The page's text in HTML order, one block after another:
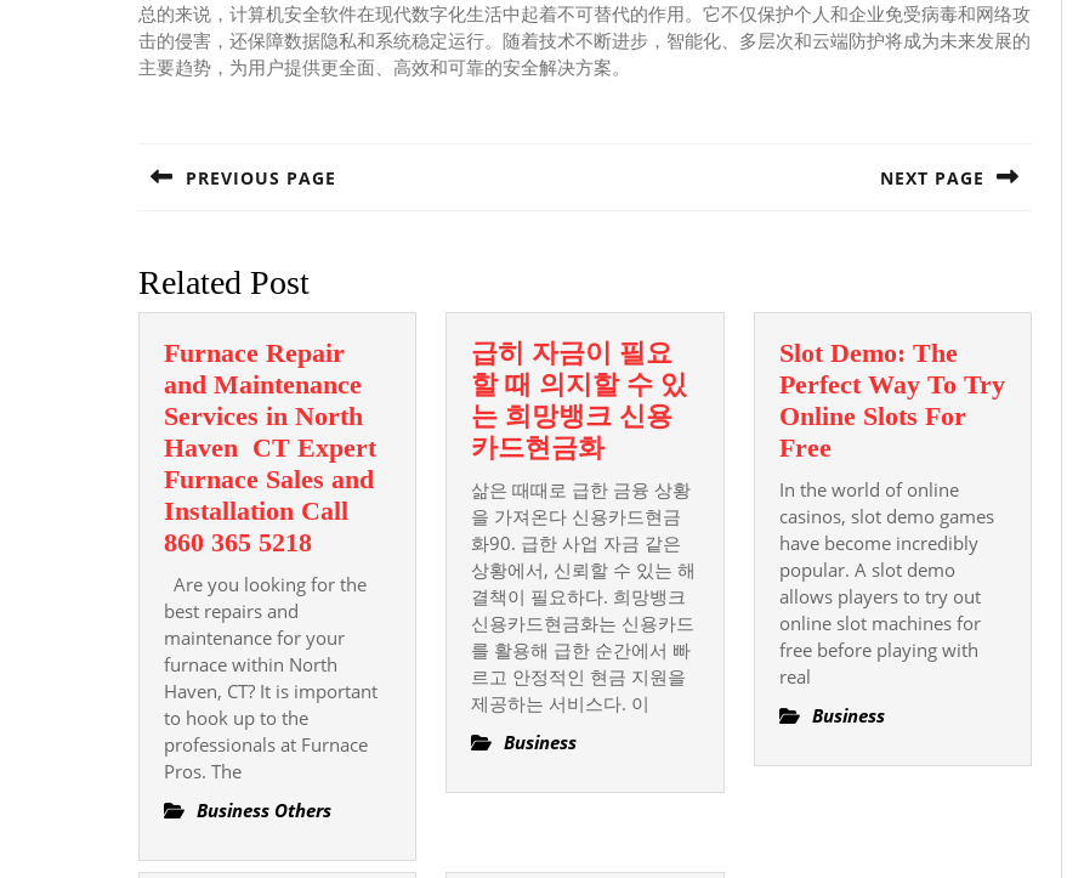
总的来说，计算机安全软件在现代数字化生活中起着不可替代的作用。它不仅保护个人和企业免受病毒和网络攻
击的侵害，还保障数据隐私和系统稳定运行。随着技术不断进步，智能化、多层次和云端防护将成为未来发展的
主要趋势，为用户提供更全面、高效和可靠的安全解决方案。
navigation
PREVIOUS PAGE NEXT PAGE
Related Post
Furnace Repair
and Maintenance
Services in North
Haven CT Expert
Furnace Sales and
Installation Call
860 365 5218Furnace
Repair
Maintenance
Services
in
Expert
Furnace
Are you looking for the
best repairs and
maintenance for your
furnace within North
Haven, CT? It is important
to hook up to the
professionals at Furnace
Pros. The
Business Others
급히 자금이 필요
할 때 의지할 수 있
는 희망뱅크 신용
카드현금화급
히
자
금
이
필
요
할
때
할
삶은 때때로 급한 금융 상황
을 가져온다 신용카드현금
화90. 급한 사업 자금 같은
상황에서, 신뢰할 수 있는 해
결책이 필요하다. 희망뱅크
신용카드현금화는 신용카드
를 활용해 급한 순간에서 빠
르고 안정적인 현금 지원을
제공하는 서비스다. 이
Business
Slot Demo: The
Perfect Way To Try
Online Slots For
FreeSlot
Demo:
The
Perfect
Way
To
Try
Online
For
Free
In the world of online
casinos, slot demo games
have become incredibly
popular. A slot demo
allows players to try out
online slot machines for
free before playing with
real
Business